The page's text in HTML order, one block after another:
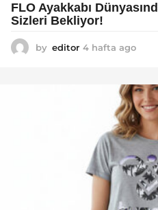
FLO Ayakkabı
Sizleri Bekliyor!
by editor 4 hafta ago
a
g
o